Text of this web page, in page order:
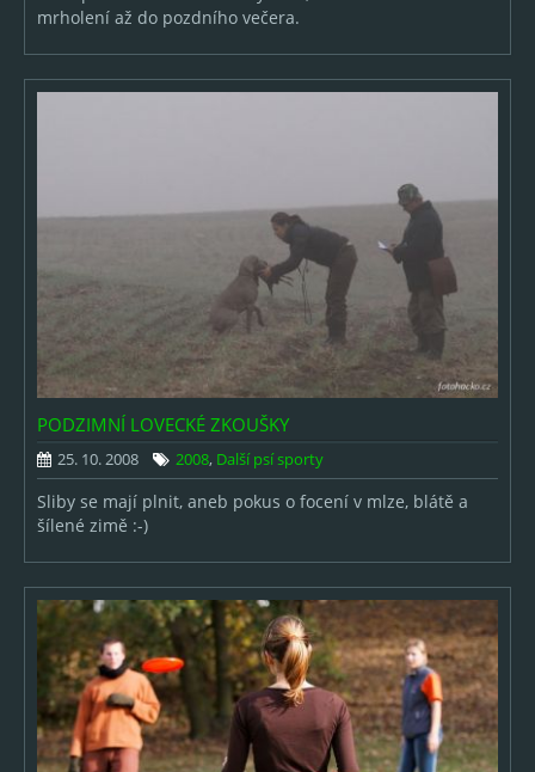
mrholení až do pozdního večera.
PODZIMNÍ LOVECKÉ ZKOUŠKY
25. 10. 2008 2008, Další psí sporty
Sliby se mají plnit, aneb pokus o focení v mlze, blátě a
šílené zimě :-)